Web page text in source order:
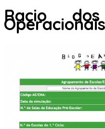
Racio dos
Operacionais